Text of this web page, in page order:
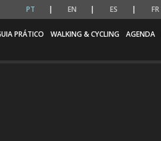
PT EN ES FR
PRÁTICO WALKING & CYCLING AGENDA